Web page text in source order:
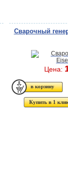
Сварочный
Цена:
Купить в 1